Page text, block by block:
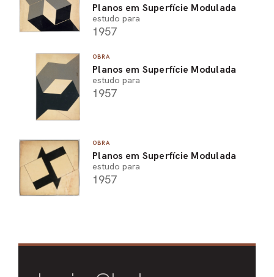
Planos em Superfície Modulada
estudo para
1957
OBRA
Planos em Superfície Modulada
estudo para
1957
OBRA
Planos em Superfície Modulada
estudo para
1957